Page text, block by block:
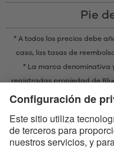
Pie
* A todos los precios debe
caso, las tasas de
* La marca denominativa
registradas propiedad de
marcas por parte de